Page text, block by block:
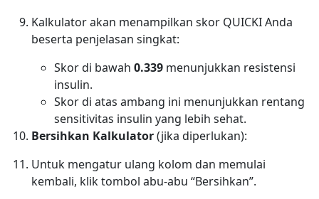
Kalkulator akan menampilkan skor QUICKI Anda
beserta penjelasan singkat:
Skor di bawah 0.339 menunjukkan resistensi
insulin.
Skor di atas ambang ini menunjukkan rentang
sensitivitas insulin yang lebih sehat.
Bersihkan Kalkulator(jika diperlukan):
Untuk mengatur ulang kolom dan memulai
kembali, klik tombol abu-abu “Bersihkan”.